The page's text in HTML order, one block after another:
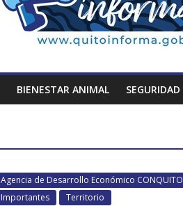
BIENESTAR ANIMAL SEGURIDAD
Agencia de Desarrollo Económico CONQUITO
Importantes
Territorio